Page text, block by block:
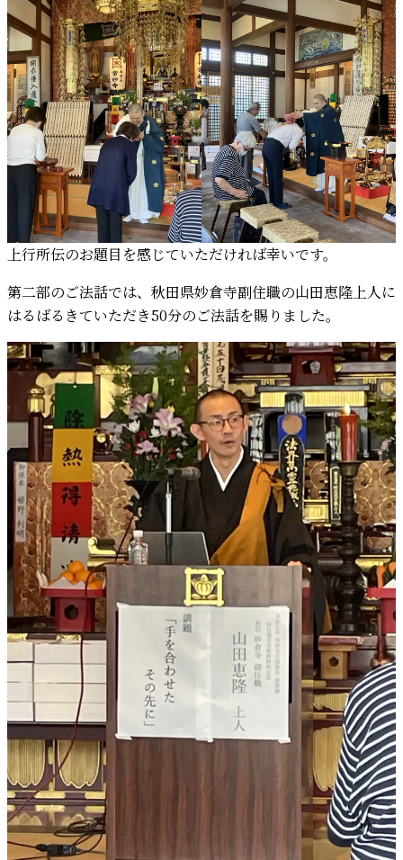
上行所伝のお題目を感じていただければ幸いです。
第二部のご法話では、秋田県妙倉寺副住職の山田恵隆上人に
はるばるきていただき50分のご法話を賜りました。